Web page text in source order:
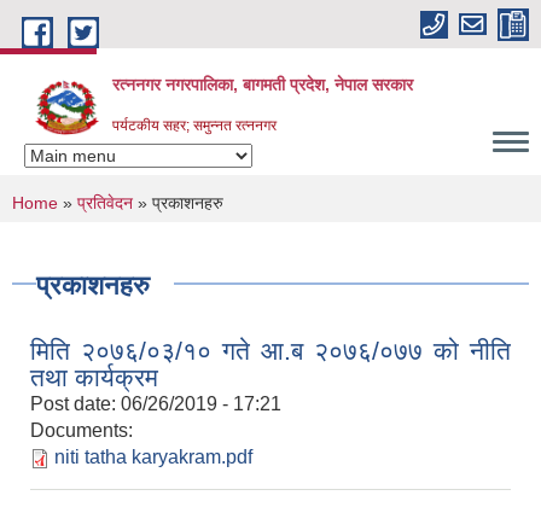
Skip to main content
रत्ननगर नगरपालिका, बागमती प्रदेश, नेपाल सरकार
पर्यटकीय सहर; समुन्नत रत्ननगर
You are here
Home » प्रतिवेदन » प्रकाशनहरु
प्रकाशनहरु
मिति २०७६/०३/१० गते आ.ब २०७६/०७७ को नीति
तथा कार्यक्रम
Post date: 06/26/2019 - 17:21
Documents:
niti tatha karyakram.pdf